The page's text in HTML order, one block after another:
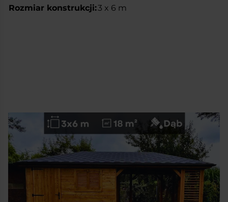
Rozmiar konstrukcji:3 x 6 m